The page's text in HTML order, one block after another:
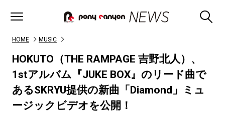
HOME MUSIC
HOKUTO（THE RAMPAGE 吉野北人）、
1stアルバム『JUKE BOX』のリード曲で
あるSKRYU提供の新曲「Diamond」ミュ
ージックビデオを公開！